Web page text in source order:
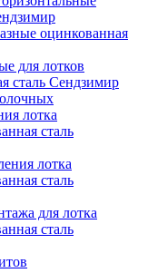
оцинкованная
для лотков
сталь Сендзимир
лотка
сталь
лотка
сталь
для лотка
сталь